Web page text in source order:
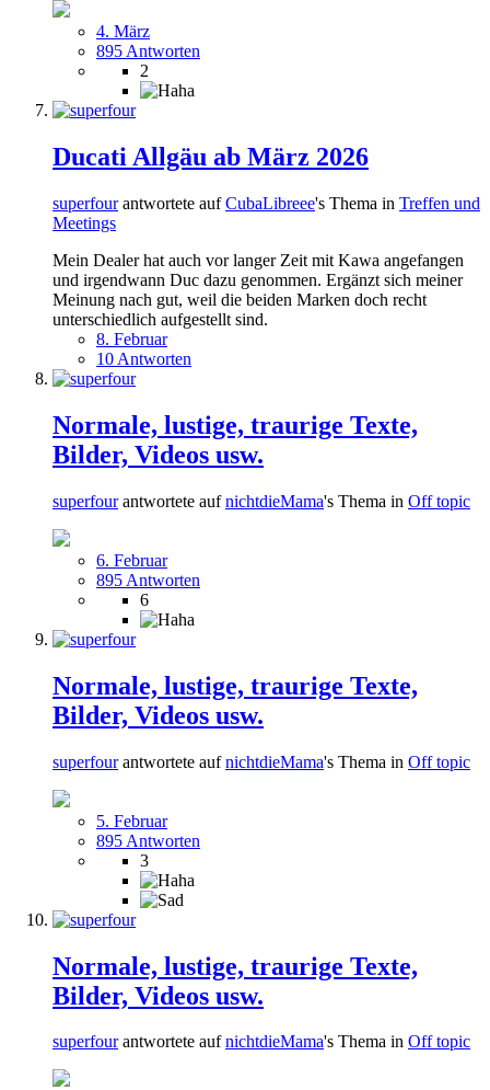
4. März
895 Antworten
2
Ducati Allgäu ab März 2026
superfourantwortete aufCubaLibreee's Thema in Treffen und
Meetings
Mein Dealer hat auch vor langer Zeit mit Kawa angefangen
und irgendwann Duc dazu genommen. Ergänzt sich meiner
Meinung nach gut, weil die beiden Marken doch recht
unterschiedlich aufgestellt sind.
8. Februar
10 Antworten
Normale, lustige, traurige Texte,
Bilder, Videos usw.
superfourantwortete aufnichtdieMama's Thema in Off topic
6. Februar
895 Antworten
6
Normale, lustige, traurige Texte,
Bilder, Videos usw.
superfourantwortete aufnichtdieMama's Thema in Off topic
5. Februar
895 Antworten
3
Normale, lustige, traurige Texte,
Bilder, Videos usw.
superfourantwortete aufnichtdieMama's Thema in Off topic